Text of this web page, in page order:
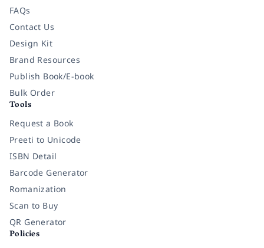
FAQs
Contact Us
Design Kit
Brand Resources
Publish Book/E-book
Bulk Order
Tools
Request a Book
Preeti to Unicode
ISBN Detail
Barcode Generator
Romanization
Scan to Buy
QR Generator
Policies